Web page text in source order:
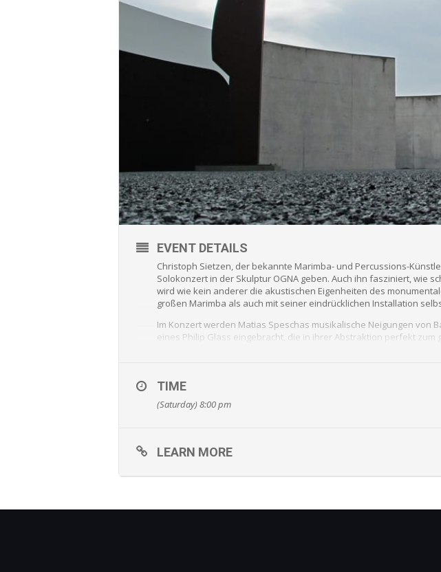
EVENT DETAILS
Christoph Sietzen, der bekannte Marimba- und Percussions-
Solokonzert in der Skulptur OGNA geben. Auch ihn fasziniert, wie
wird wie kein anderer die akustischen Eigenheiten des
großen Marimba als auch mit seiner eindrücklichen Installation
Im Konzert werden Matias Speschas musikalische Neigungen von
eines Philip Glass eingebracht, die in ihrer Abstraktion perfekt zum
TIME
(Saturday) 8:00 pm
LEARN MORE